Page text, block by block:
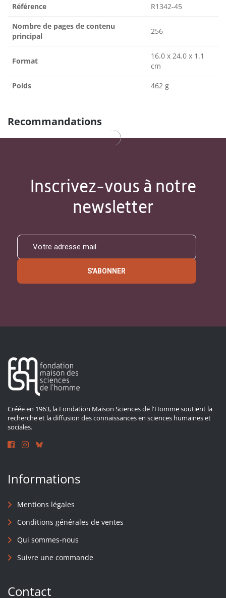
Référence R1342-45
Nombre de pages de contenu
principal
256
Format
16.0 x 24.0 x 1.1
cm
Poids 462 g
Recommandations
Inscrivez-vous à notre
newsletter
S'ABONNER
Créée en 1963, la Fondation Maison Sciences de l'Homme soutient la
recherche et la diffusion des connaissances en sciences humaines et
sociales.
Informations
Mentions légales
Conditions générales de ventes
Qui sommes-nous
Suivre une commande
Contact